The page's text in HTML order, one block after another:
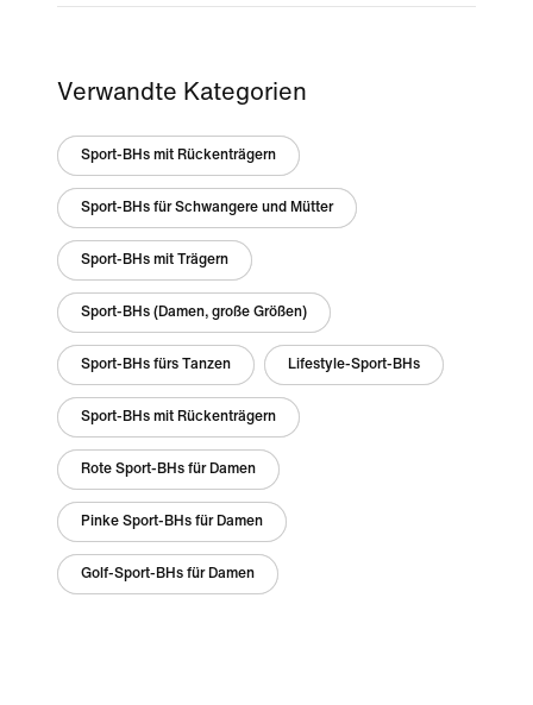
Verwandte Kategorien
Sport-BHs mit Rückenträgern
Sport-BHs für Schwangere und Mütter
Sport-BHs mit Trägern
Sport-BHs (Damen, große Größen)
Sport-BHs fürs Tanzen Lifestyle-Sport-BHs
Sport-BHs mit Rückenträgern
Rote Sport-BHs für Damen
Pinke Sport-BHs für Damen
Golf-Sport-BHs für Damen